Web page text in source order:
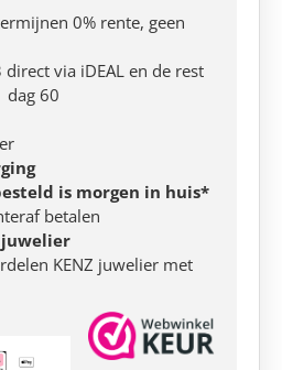
0% rente, geen
via iDEAL en de rest
dag 60
is morgen in huis*
betalen
juwelier
KENZ juwelier met